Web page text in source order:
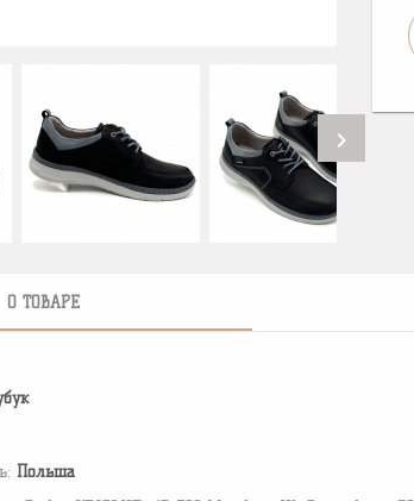
chevron_right
О ТОВАРЕ
Польша